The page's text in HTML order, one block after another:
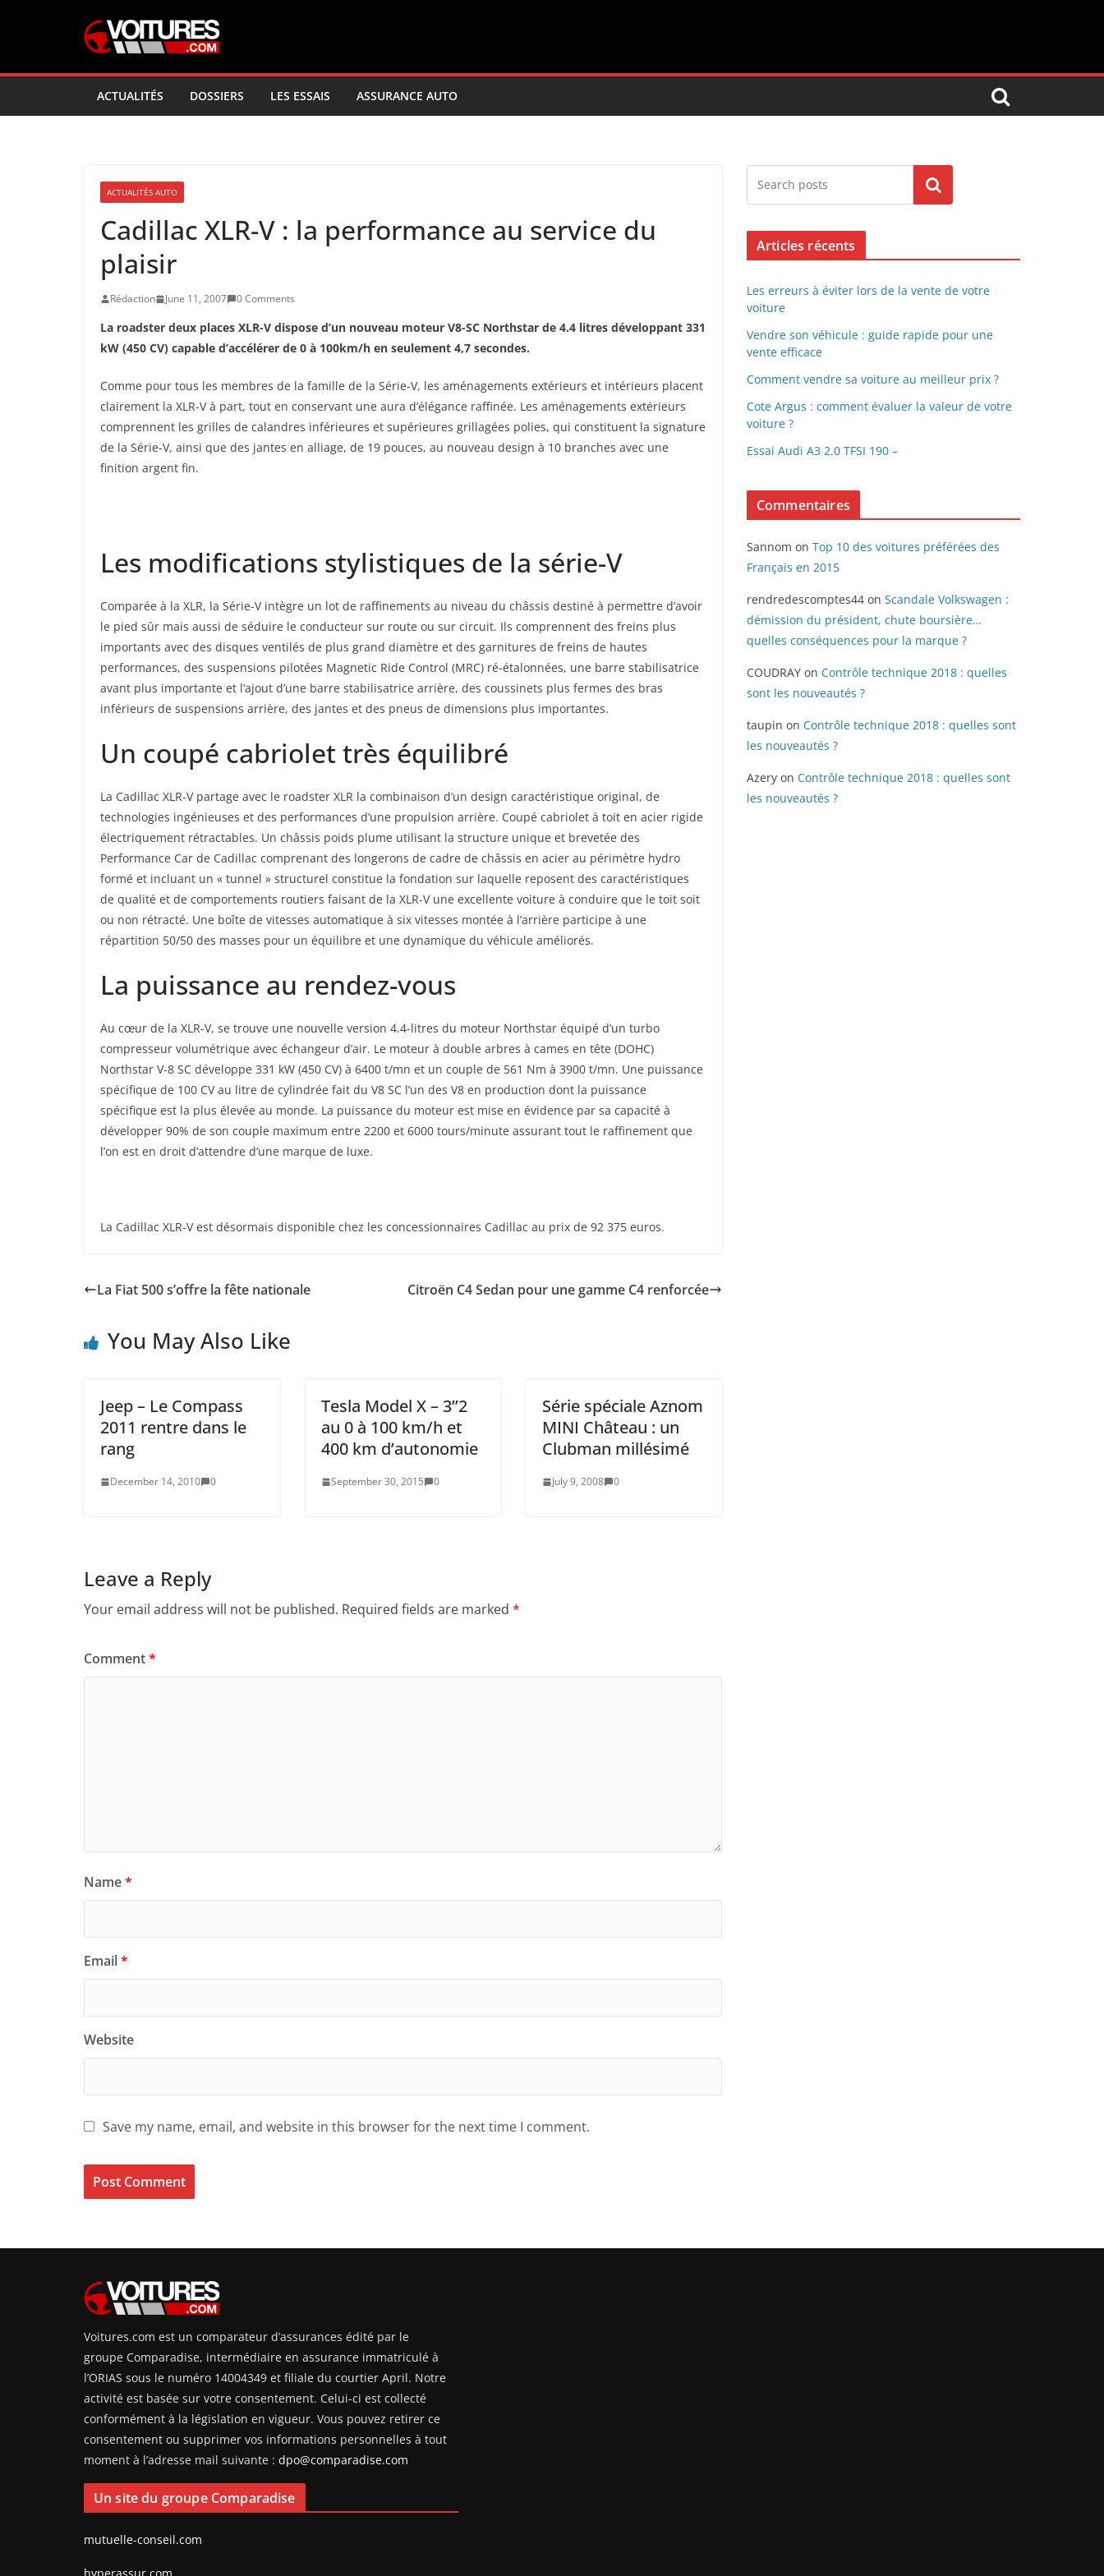
ACTUALITÉS DOSSIERS LES ESSAIS ASSURANCE AUTO
ACTUALITÉS AUTO
Cadillac XLR-V : la performance au service du
plaisir
Rédaction June 11, 2007 0 Comments
La roadster deux places XLR-V dispose d’un nouveau moteur V8-SC Northstar de 4.4 litres développant 331
kW (450 CV) capable d’accélérer de 0 à 100km/h en seulement 4,7 secondes.
Comme pour tous les membres de la famille de la Série-V, les aménagements extérieurs et intérieurs placent
clairement la XLR-V à part, tout en conservant une aura d’élégance raffinée. Les aménagements extérieurs
comprennent les grilles de calandres inférieures et supérieures grillagées polies, qui constituent la signature
de la Série-V, ainsi que des jantes en alliage, de 19 pouces, au nouveau design à 10 branches avec une
finition argent fin.
Les modifications stylistiques de la série-V
Comparée à la XLR, la Série-V intègre un lot de raffinements au niveau du châssis destiné à permettre d’avoir
le pied sûr mais aussi de séduire le conducteur sur route ou sur circuit. Ils comprennent des freins plus
importants avec des disques ventilés de plus grand diamètre et des garnitures de freins de hautes
performances, des suspensions pilotées Magnetic Ride Control (MRC) ré-étalonnées, une barre stabilisatrice
avant plus importante et l’ajout d’une barre stabilisatrice arrière, des coussinets plus fermes des bras
inférieurs de suspensions arrière, des jantes et des pneus de dimensions plus importantes.
Un coupé cabriolet très équilibré
La Cadillac XLR-V partage avec le roadster XLR la combinaison d’un design caractéristique original, de
technologies ingénieuses et des performances d’une propulsion arrière. Coupé cabriolet à toit en acier rigide
électriquement rétractables. Un châssis poids plume utilisant la structure unique et brevetée des
Performance Car de Cadillac comprenant des longerons de cadre de châssis en acier au périmètre hydro
formé et incluant un « tunnel » structurel constitue la fondation sur laquelle reposent des caractéristiques
de qualité et de comportements routiers faisant de la XLR-V une excellente voiture à conduire que le toit soit
ou non rétracté. Une boîte de vitesses automatique à six vitesses montée à l’arrière participe à une
répartition 50/50 des masses pour un équilibre et une dynamique du véhicule améliorés.
La puissance au rendez-vous
Au cœur de la XLR-V, se trouve une nouvelle version 4.4-litres du moteur Northstar équipé d’un turbo
compresseur volumétrique avec échangeur d’air. Le moteur à double arbres à cames en tête (DOHC)
Northstar V-8 SC développe 331 kW (450 CV) à 6400 t/mn et un couple de 561 Nm à 3900 t/mn. Une puissance
spécifique de 100 CV au litre de cylindrée fait du V8 SC l’un des V8 en production dont la puissance
spécifique est la plus élevée au monde. La puissance du moteur est mise en évidence par sa capacité à
développer 90% de son couple maximum entre 2200 et 6000 tours/minute assurant tout le raffinement que
l’on est en droit d’attendre d’une marque de luxe.
La Cadillac XLR-V est désormais disponible chez les concessionnaires Cadillac au prix de 92 375 euros.
La Fiat 500 s’offre la fête nationale Citroën C4 Sedan pour une gamme C4 renforcée
You May Also Like
Jeep – Le Compass
2011 rentre dans le
rang
December 14, 2010 0
Tesla Model X – 3’’2
au 0 à 100 km/h et
400 km d’autonomie
September 30, 2015 0
Série spéciale Aznom
MINI Château : un
Clubman millésimé
July 9, 2008 0
Leave a Reply
Your email address will not be published. Required fields are marked *
Comment*
Name*
Email*
Website
Save my name, email, and website in this browser for the next time I comment.
Search
Articles récents
Les erreurs à éviter lors de la vente de votre
voiture
Vendre son véhicule : guide rapide pour une
vente efficace
Comment vendre sa voiture au meilleur prix ?
Cote Argus : comment évaluer la valeur de votre
voiture ?
Essai Audi A3 2.0 TFSI 190 –
Commentaires
Sannom on Top 10 des voitures préférées des
Français en 2015
rendredescomptes44 on Scandale Volkswagen :
démission du président, chute boursière…
quelles conséquences pour la marque ?
COUDRAY on Contrôle technique 2018 : quelles
sont les nouveautés ?
taupin on Contrôle technique 2018 : quelles sont
les nouveautés ?
Azery on Contrôle technique 2018 : quelles sont
les nouveautés ?
Voitures.com est un comparateur d’assurances édité par le
groupe Comparadise, intermédiaire en assurance immatriculé à
l’ORIAS sous le numéro 14004349 et filiale du courtier April. Notre
activité est basée sur votre consentement. Celui-ci est collecté
conformément à la législation en vigueur. Vous pouvez retirer ce
consentement ou supprimer vos informations personnelles à tout
moment à l’adresse mail suivante : dpo@comparadise.com
Un site du groupe Comparadise
mutuelle-conseil.com